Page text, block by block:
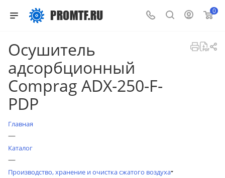
0
Осушитель
адсорбционный
Comprag ADX-250-F-
PDP
Главная
—
Каталог
—
Производство, хранение и очистка сжатого воздуха